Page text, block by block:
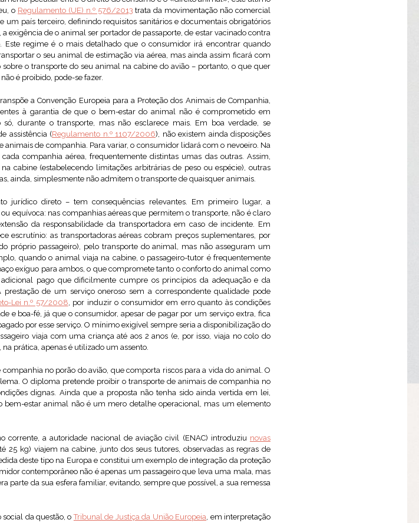
o Regulamento (UE) n.º 576/2013 trata da movimentação não comercial
país terceiro, definindo requisitos sanitários e documentais obrigatórios
exigência de o animal ser portador de passaporte, de estar vacinado contra
regime é o mais detalhado que o consumidor irá encontrar quando
o seu animal de estimação via aérea, mas ainda assim ficará com
o transporte do seu animal na cabine do avião – portanto, o que quer
é proibido, pode-se fazer.
a Convenção Europeia para a Proteção dos Animais de Companhia,
à garantia de que o bem-estar do animal não é comprometido em
durante o transporte, mas não esclarece mais. Em boa verdade, se
assistência (Regulamento n.º 1107/2006), não existem ainda disposições
de companhia. Para variar, o consumidor lidará com o nevoeiro. Na
companhia aérea, frequentemente distintas umas das outras. Assim,
cabine (estabelecendo limitações arbitrárias de peso ou espécie), outras
ainda, simplesmente não admitem o transporte de quaisquer animais.
jurídico direto – tem consequências relevantes. Em primeiro lugar, a
equívoca: nas companhias aéreas que permitem o transporte, não é claro
da responsabilidade da transportadora em caso de incidente. Em
escrutínio: as transportadoras aéreas cobram preços suplementares, por
próprio passageiro), pelo transporte do animal, mas não asseguram um
quando o animal viaja na cabine, o passageiro-tutor é frequentemente
exíguo para ambos, o que compromete tanto o conforto do animal como
pago que dificilmente cumpre os princípios da adequação e da
de um serviço oneroso sem a correspondente qualidade pode
Lei n.º 57/2008, por induzir o consumidor em erro quanto às condições
e boa-fé, já que o consumidor, apesar de pagar por um serviço extra, fica
por esse serviço. O mínimo exigível sempre seria a disponibilização do
viaja com uma criança até aos 2 anos (e, por isso, viaja no colo do
prática, apenas é utilizado um assento.
no porão do avião, que comporta riscos para a vida do animal. O
O diploma pretende proibir o transporte de animais de companhia no
dignas. Ainda que a proposta não tenha sido ainda vertida em lei,
bem-estar animal não é um mero detalhe operacional, mas um elemento
corrente, a autoridade nacional de aviação civil (ENAC) introduziu novas
kg) viajem na cabine, junto dos seus tutores, observadas as regras de
deste tipo na Europa e constitui um exemplo de integração da proteção
contemporâneo não é apenas um passageiro que leva uma mala, mas
parte da sua esfera familiar, evitando, sempre que possível, a sua remessa
da questão, oTribunal de Justiça da União Europeia, em interpretação